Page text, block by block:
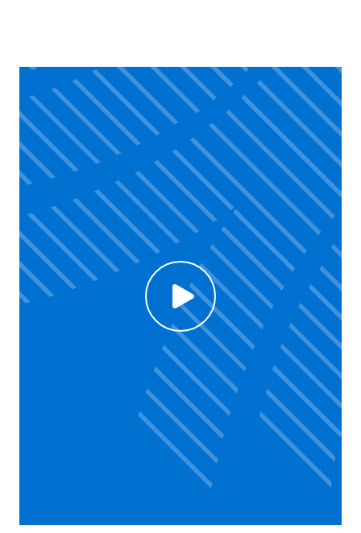
Voir la vidéo
Click to enable Youtube cookies and see content